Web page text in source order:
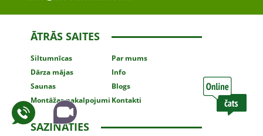
ĀTRĀS SAITES
Siltumnīcas
Dārza mājas
Saunas
Montāžaspakalpojumi
Par mums
Info
Blogs
Kontakti
SAZINĀTIES